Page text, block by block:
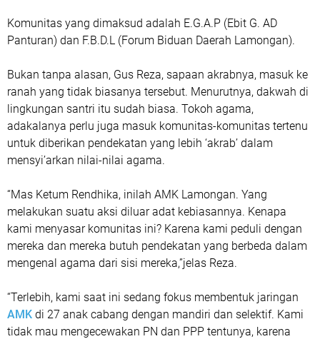
Komunitas yang dimaksud adalah E.G.A.P (Ebit G. AD
Panturan) dan F.B.D.L (Forum Biduan Daerah Lamongan).
Bukan tanpa alasan, Gus Reza, sapaan akrabnya, masuk ke
ranah yang tidak biasanya tersebut. Menurutnya, dakwah di
lingkungan santri itu sudah biasa. Tokoh agama,
adakalanya perlu juga masuk komunitas-komunitas tertenu
untuk diberikan pendekatan yang lebih ‘akrab’ dalam
mensyi’arkan nilai-nilai agama.
“Mas Ketum Rendhika, inilah AMK Lamongan. Yang
melakukan suatu aksi diluar adat kebiasannya. Kenapa
kami menyasar komunitas ini? Karena kami peduli dengan
mereka dan mereka butuh pendekatan yang berbeda dalam
mengenal agama dari sisi mereka,”jelas Reza.
“Terlebih, kami saat ini sedang fokus membentuk jaringan
AMK di 27 anak cabang dengan mandiri dan selektif. Kami
tidak mau mengecewakan PN dan PPP tentunya, karena